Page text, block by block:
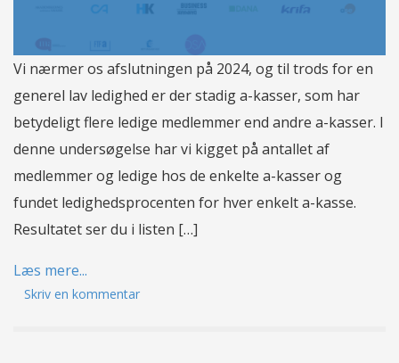
Vi nærmer os afslutningen på 2024, og til trods for en
generel lav ledighed er der stadig a-kasser, som har
betydeligt flere ledige medlemmer end andre a-kasser. I
denne undersøgelse har vi kigget på antallet af
medlemmer og ledige hos de enkelte a-kasser og
fundet ledighedsprocenten for hver enkelt a-kasse.
Resultatet ser du i listen […]
Læs mere...
Skriv en kommentar